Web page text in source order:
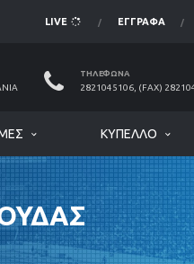
LIVE ΈΓΓΡΑΦΑ
ΤΗΛΈΦΩΝΑ
2821045106, (FAX)
ΚΎΠΕΛΛΟ